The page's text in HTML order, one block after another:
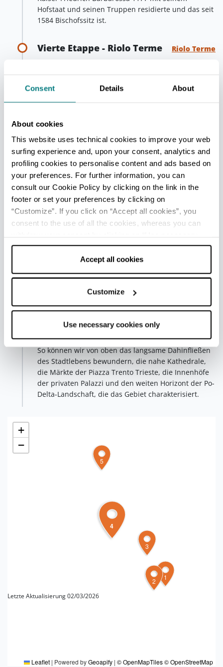
Consent Details About
About cookies
This website uses technical cookies to improve your web
surfing experience and, upon your consent, analytics and
profiling cookies to personalise content and ads based on
your preferences. For further information, you can
consult our Cookie Policy by clicking on the link in the
footer or set your preferences by clicking on
“Customize”. If you click on “Accept all cookies”, you
consent to the use of all the cookies, whereas you can
cookies only” and only the technical cookies for the
correct functioning of the website will be used.
Accept all cookies
Customize
Use necessary cookies only
Hofstaat und seinen Truppen residierte und das seit
1584 Bischofssitz ist.
Vierte Etappe - Riolo Terme Riolo Terme
beginnen, liegt Riolo Terme. Im historischen
Zentrum der Stadt sticht dem Besucher sofort die
Jh. von den Bolognesern erbaut wurde.
Mit ihren drei Türmen und dem quadratischen
Bergfried ist sie ein interessantes Beispiel für eine
militärische Festung, in der noch eine Bombarde aus
dem Jahr 1474 erhalten ist. Von hier aus bietet sich
ein außergewöhnlich schöner Blick auf die
Hügel von Faenza.
Fünfte Etappe - Ferrara Ferrara
Die letzte Etappe unserer Reise führt uns schließlich
Ferrara, und hier kann der außergewöhnliche
Aussichtspunkt nur das Wahrzeichen der Stadt sein,
das Castello Estense. Wirerklimmen den "Torre
dei Leoni" (Löwenturm), der noch vor dem Bau des
Schlosses als Wachturm und Garnison für die
Mauern im Norden der Stadt errichtet wurde, und
können uns an einem herrlichen 360°-Rundblick
über die Landschaft von Ferrara berauschen.
So können wir von oben das langsame Dahinfließen
des Stadtlebens bewundern, die nahe Kathedrale,
die Märkte der Piazza Trento Trieste, die Innenhöfe
der privaten Palazzi und den weiten Horizont der Po-
Delta-Landschaft, die das Gebiet charakterisiert.
1
2
3
4
5
+
−
Leaflet | Powered byGeoapify | © OpenMapTiles© OpenStreetMap
Letzte Aktualisierung 02/03/2026